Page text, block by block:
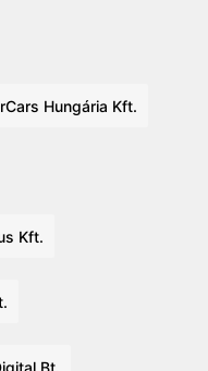
Hungária Kft.
Kft.
Bt.